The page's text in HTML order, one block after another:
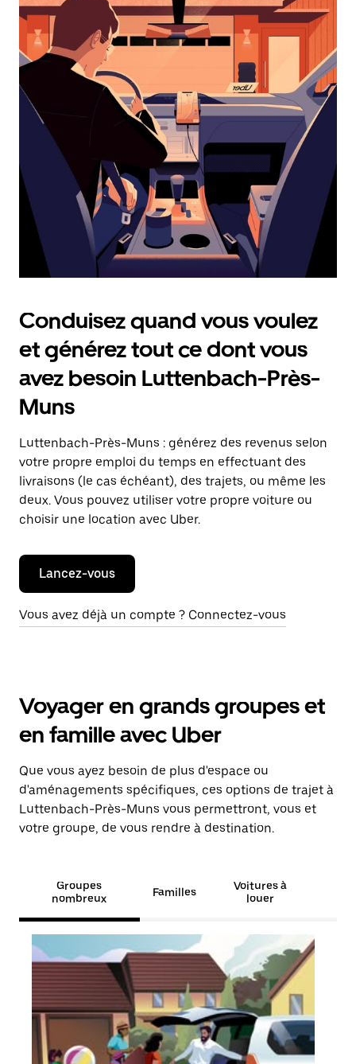
le
calendrier
sélectionner
une
date.
Appuyez
sur
touche
pour
fermer
le
calendrier.
Conduisez quand vous voulez
et générez tout ce dont vous
avez besoin Luttenbach-Près-
Muns
Luttenbach-Près-Muns : générez des revenus selon
votre propre emploi du temps en effectuant des
livraisons (le cas échéant), des trajets, ou même les
deux. Vous pouvez utiliser votre propre voiture ou
choisir une location avec Uber.
Lancez-vous
Vous avez déjà un compte ? Connectez-vous
Voyager en grands groupes et
en famille avec Uber
Que vous ayez besoin de plus d'espace ou
d'aménagements spécifiques, ces options de trajet à
Luttenbach-Près-Muns vous permettront, vous et
votre groupe, de vous rendre à destination.
Groupes
nombreux
Familles
Voitures à
louer